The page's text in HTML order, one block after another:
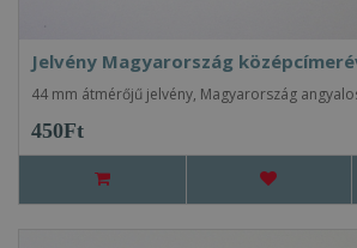
Jelvény Magyarország
44 mm átmérőjű jelvény, Magyarország
450Ft